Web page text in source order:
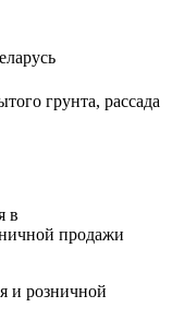
грунта, рассада
в
продажи
и розничной